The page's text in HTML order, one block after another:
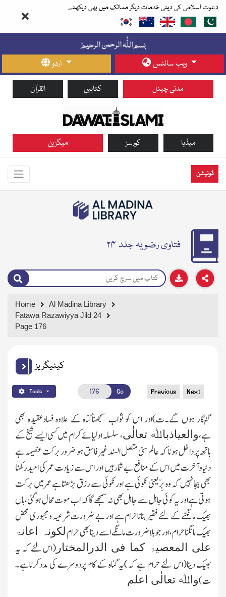
دعوت اسلامی کی دینی خدمات دیگر ممالک میں بھی دیکھئے
اردو ویب سائٹس
القرآن کتابیں مدنی چینل
میگزین کورسز میڈیا
ڈونیشن
فتاوی رضویہ جلد ۲۴
Home
Al Madina Library
Fatawa Razawiyya Jild 24
Page 176
کیٹیگریز
Tools Go Previous Next
گنہگار ہوں گے۔ت)اور اس کو ثواب سمجھناگناہ کے علاوہ فسادعقیدہ بھی
ہے،والعیاذباﷲ تعالٰی، سلسلہ اولیائے کرام میں کسی ایسے شیخ کے
ہاتھ پر داخل ہونا کہ عالم سنی متصل السند غیرفاسق ہو ضرور برکت عظیمہ ہے
دنیاوآخرت میں اس کے منافع بے شمارہیں اور اس سے زیادت عمر کی امیدرکھنا
بھی بیجانہیں کہ وہ بِرّ یعنی نکوئی ہے اور نکوئی سے رزق بڑھتاہے عمرمیں برکت
ہوتی ہے اور یہ کوئی جاہل سے جاہل بھی نہ سمجھے گا کہ اب موت محال ہوگئی،ہاں
بھیك مانگنے کے لئے فقیر بناناحرام ہے اور بے ضرورت شرعیہ و مجبوری محض
بھیك مانگناحرام،اور جوبلاضرورت مانگے اسے دینابھی حراملکونہ اعانۃ
علی المعصیۃ کما فی الدرالمختار(اس لئے کہ یہ
بھیك دینا(اس لئے حرام ہے کہ)یہ گناہ کے کام پردوسرے کی مددکرناہے۔
ت)واﷲ تعالٰی اعلم